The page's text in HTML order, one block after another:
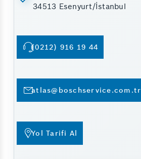
34513 Esenyurt/İstanbul
(0212) 916 19 44
atlas@boschservice.com.tr
Yol Tarifi Al